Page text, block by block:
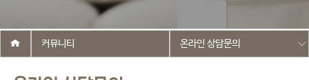
커뮤니티 온라인 상담문의